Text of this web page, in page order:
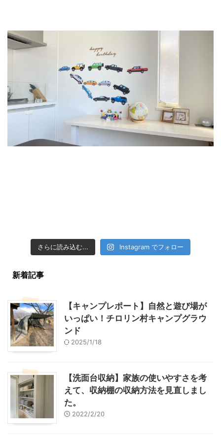
さらに読み込む... Instagram でフォロー
新着記事
【キャンプレポート】自然と遊び場が
いっぱい！チロリン村キャンプグラウ
ンド
2025/1/18
【洗面台収納】家族の使いやすさを考
えて、収納棚の収納方法を見直しまし
た。
2022/2/20